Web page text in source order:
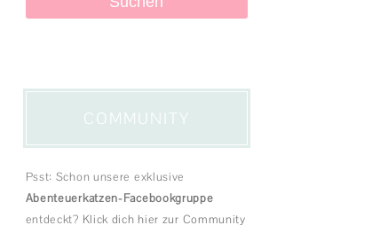
COMMUNITY
Psst: Schon unsere exklusive
Abenteuerkatzen-Facebookgruppe
entdeckt? Klick dich hier zur Community